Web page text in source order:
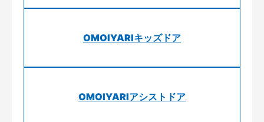
OMOIYARIキッズドア
OMOIYARIアシストドア